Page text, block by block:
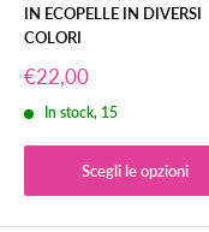
IN ECOPELLE IN DIVERSI
COLORI
Prezzo
scontato
€22,00
In stock, 15
Scegli le opzioni